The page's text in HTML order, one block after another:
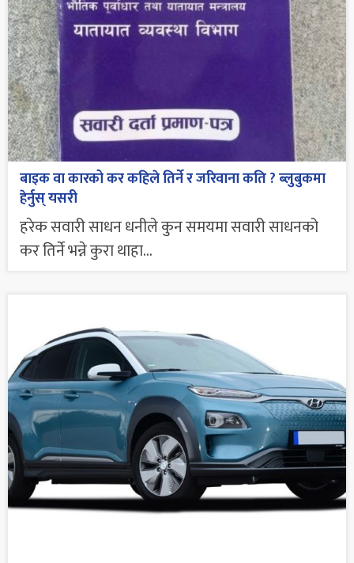
बाइक वा कारको कर कहिले तिर्ने र जरिवाना कति ? ब्लुबुकमा
हेर्नुस् यसरी
हरेक सवारी साधन धनीले कुन समयमा सवारी साधनको
कर तिर्ने भन्ने कुरा थाहा...